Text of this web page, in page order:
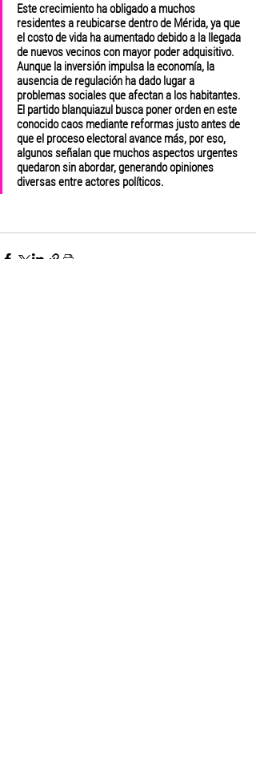
Este crecimiento ha obligado a muchos
residentes a reubicarse dentro de Mérida, ya que
el costo de vida ha aumentado debido a la llegada
de nuevos vecinos con mayor poder adquisitivo.
Aunque la inversión impulsa la economía, la
ausencia de regulación ha dado lugar a
problemas sociales que afectan a los habitantes.
El partido blanquiazul busca poner orden en este
conocido caos mediante reformas justo antes de
que el proceso electoral avance más, por eso,
algunos señalan que muchos aspectos urgentes
quedaron sin abordar, generando opiniones
diversas entre actores políticos.